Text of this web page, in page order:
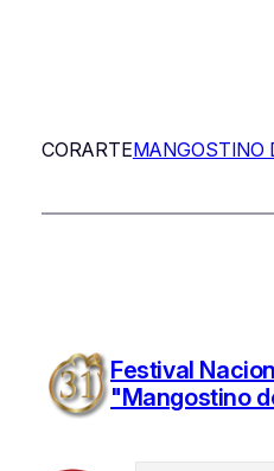
CORARTEMANGOSTINO
Festival
"Mangostino